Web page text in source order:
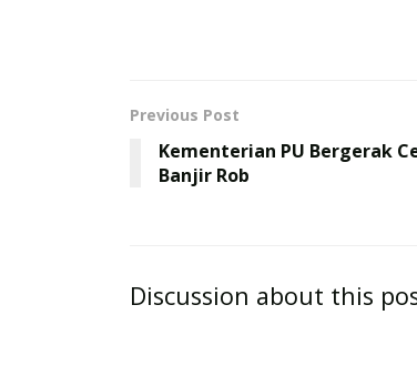
Previous Post
Kementerian PU Bergerak
Banjir Rob
Discussion about this